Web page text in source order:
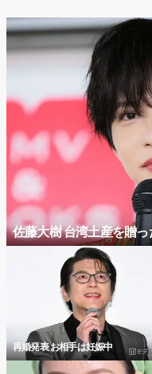
佐藤大樹 台湾土産を贈
再婚発表 お相手は妊娠中